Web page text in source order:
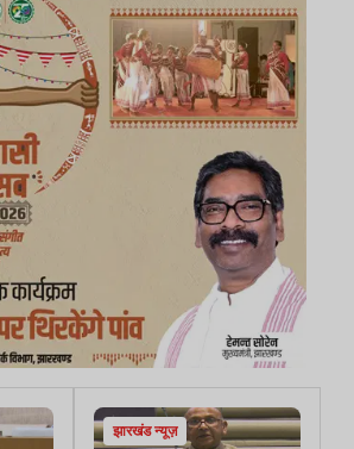
झारखंड न्यूज़